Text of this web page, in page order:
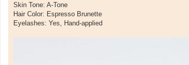
Skin Tone: A-Tone
Hair Color: Espresso Brunette
Eyelashes: Yes, Hand-applied